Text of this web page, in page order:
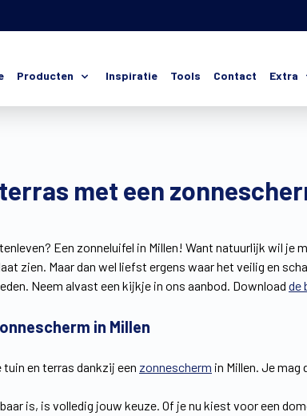
Producten Inspiratie Tools Contact Extra
met een
Een zonneluifel in Millen! Want natuurlijk wil je
zien. Maar dan wel liefst ergens waar het veilig en
Neem alvast een kijkje in ons aanbod. Download de
in Millen
tuin en terras dankzij een zonnescherm in Millen. Je mag
is, is volledig jouw keuze. Of je nu kiest voor een